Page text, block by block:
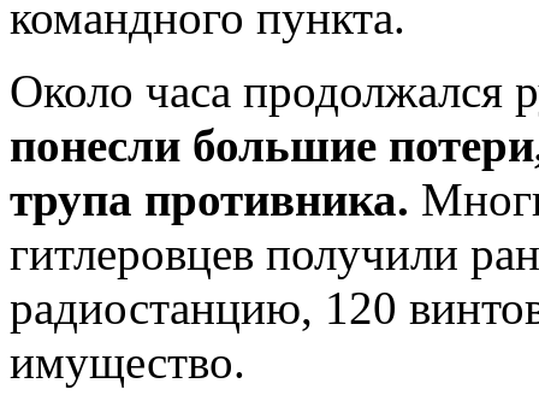
командного пункта.
Около часа продолжался
понесли большие
трупа противника.
гитлеровцев получили
радиостанцию, 120
имущество.